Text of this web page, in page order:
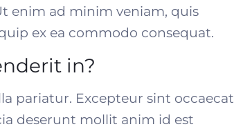
enim ad minim veniam, quis
ex ea commodo consequat.
in?
pariatur. Excepteur sint occaecat
deserunt mollit anim id est